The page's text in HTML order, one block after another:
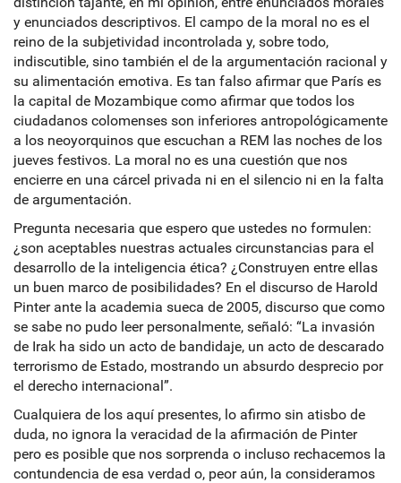
y enunciados descriptivos. El campo de la moral no es el
reino de la subjetividad incontrolada y, sobre todo,
indiscutible, sino también el de la argumentación racional y
su alimentación emotiva. Es tan falso afirmar que París es
la capital de Mozambique como afirmar que todos los
ciudadanos colomenses son inferiores antropológicamente
a los neoyorquinos que escuchan a REM las noches de los
jueves festivos. La moral no es una cuestión que nos
encierre en una cárcel privada ni en el silencio ni en la falta
de argumentación.
Pregunta necesaria que espero que ustedes no formulen:
¿son aceptables nuestras actuales circunstancias para el
desarrollo de la inteligencia ética? ¿Construyen entre ellas
un buen marco de posibilidades? En el discurso de Harold
Pinter ante la academia sueca de 2005, discurso que como
se sabe no pudo leer personalmente, señaló: “La invasión
de Irak ha sido un acto de bandidaje, un acto de descarado
terrorismo de Estado, mostrando un absurdo desprecio por
el derecho internacional”.
Cualquiera de los aquí presentes, lo afirmo sin atisbo de
duda, no ignora la veracidad de la afirmación de Pinter
pero es posible que nos sorprenda o incluso rechacemos la
contundencia de esa verdad o, peor aún, la consideramos